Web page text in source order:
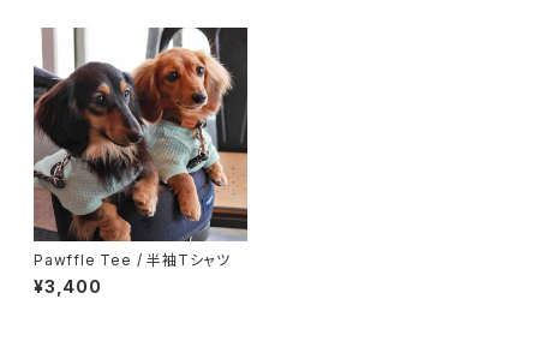
Pawffle Tee / 半袖Tシャツ
¥3,400